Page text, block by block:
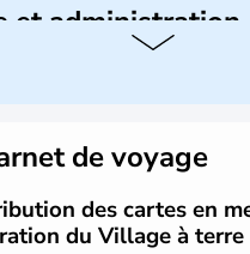
et administration
24 août 1991.
les principales villes
de voyage
des cartes en
du Village à terre